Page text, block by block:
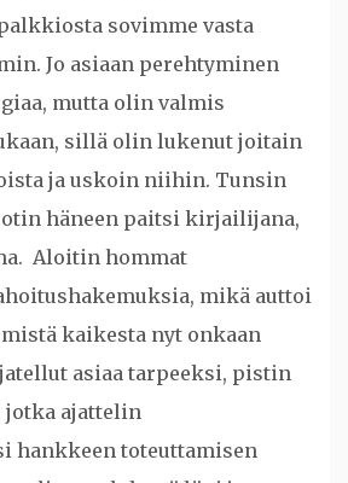
sovimme vasta
Jo asiaan perehtyminen
mutta olin valmis
sillä olin lukenut joitain
ja uskoin niihin. Tunsin
häneen paitsi kirjailijana,
Aloitin hommat
mikä auttoi
kaikesta nyt onkaan
asiaa tarpeeksi, pistin
jotka ajattelin
hankkeen toteuttamisen